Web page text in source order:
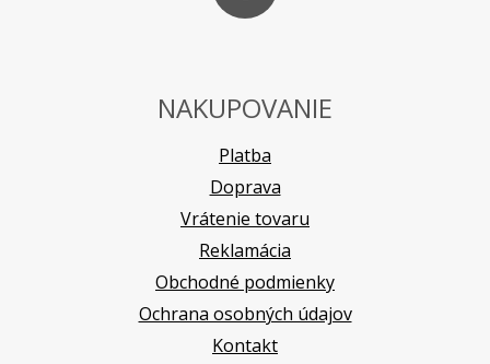
NAKUPOVANIE
Platba
Doprava
Vrátenie tovaru
Reklamácia
Obchodné podmienky
Ochrana osobných údajov
Kontakt